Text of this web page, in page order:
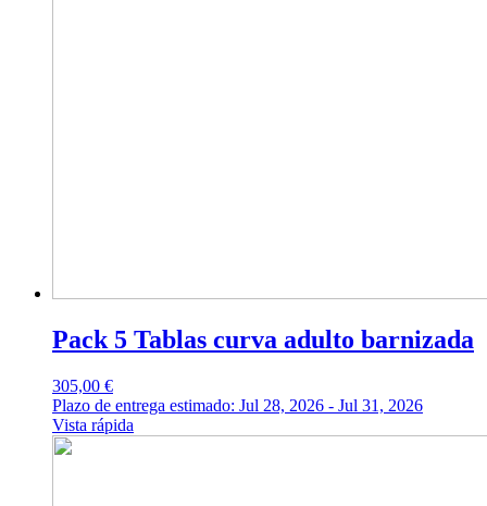
Pack 5 Tablas curva adulto barnizada
305,00 €
Plazo de entrega estimado: Jul 28, 2026 - Jul 31, 2026
Vista rápida